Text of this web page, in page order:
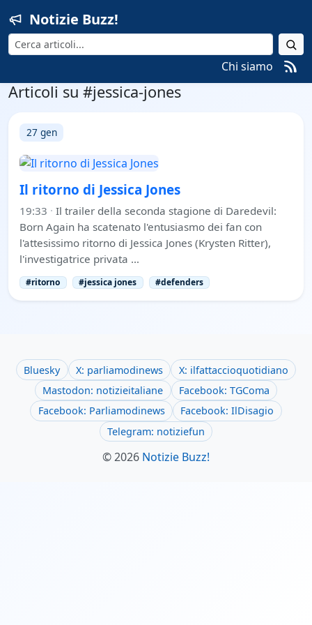
Notizie Buzz!
Cerca
Chi siamo
Articoli su #jessica-jones
27 gen
Il ritorno di Jessica Jones
19:33 · Il trailer della seconda stagione di Daredevil:
Born Again ha scatenato l'entusiasmo dei fan con
l'attesissimo ritorno di Jessica Jones (Krysten Ritter),
l'investigatrice privata …
#ritorno #jessica jones #defenders
Bluesky X: parliamodinews
X: ilfattaccioquotidiano
Mastodon: notizieitaliane
Facebook: TGComa
Facebook: Parliamodinews
Facebook: IlDisagio
Telegram: notiziefun
© 2026 Notizie Buzz!